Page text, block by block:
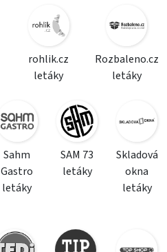
rohlik.cz
letáky
Rozbaleno.cz
letáky
Sahm
Gastro
letáky
SAM 73
letáky
Skladová
okna
letáky